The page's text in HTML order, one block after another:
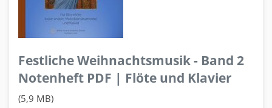
Festliche Weihnachtsmusik - Band 2
Notenheft PDF | Flöte und Klavier
(5,9 MB)